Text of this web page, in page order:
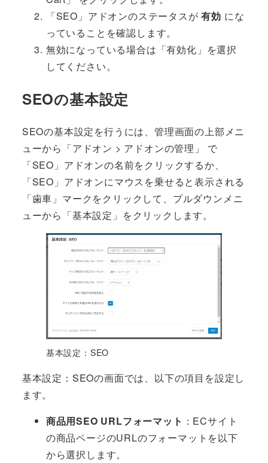
「SEO」アドオンのステータスが有効 にな
っていることを確認します。
無効になっている場合は「有効化」を選択
してください。
SEOの基本設定
SEOの基本設定を行うには、管理画面の上部メニ
ューから「アドオン > アドオンの管理」 で
「SEO」アドオンの名前をクリックするか、
「SEO」アドオンにマウスを乗せると表示される
「歯車」マークをクリックして、プルダウンメニ
ューから「基本設定」をクリックします。
基本設定：SEO
基本設定：SEOの画面では、以下の項目を設定し
ます。
商品用SEO URLフォーマット ：ECサイト
の商品ページのURLのフォーマットを以下
から選択します。